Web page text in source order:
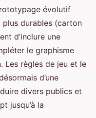
évolutif
plus durables (carton
d’inclure une
le graphisme
Les règles de jeu et le
d’une
divers publics et
jusqu’à la